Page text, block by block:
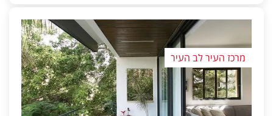
מרכז העיר לב העיר